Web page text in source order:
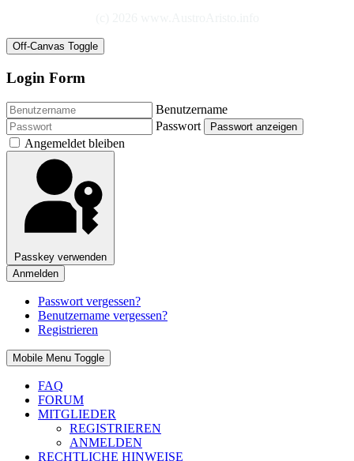
Off-Canvas Toggle
Login Form
Benutzername
Passwort
Passwort anzeigen
Angemeldet bleiben
Passkey verwenden
Anmelden
Passwort vergessen?
Benutzername vergessen?
Registrieren
Mobile Menu Toggle
FAQ
FORUM
MITGLIEDER
REGISTRIEREN
ANMELDEN
RECHTLICHE HINWEISE